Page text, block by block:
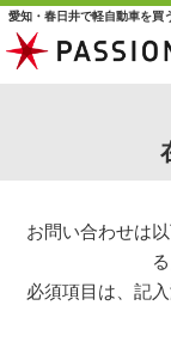
愛知・春日井で軽自動車を買
お問い合わせは
必須項目は、記